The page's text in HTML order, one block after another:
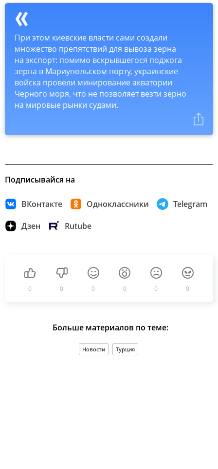
При этом киевские власти сами создали
множество препятствий для вывоза зерна
на экспорт: помимо вскрывшегося поджога
зерна в Мариупольском порту, украинские
войска провели минирование акватории
Черного моря, что не позволяет везти зерно
на мировые рынки судами.
Подписывайся на
ВКонтакте Одноклассники Telegram
Дзен Rutube
0 0 0 0 0 0
Больше материалов по теме:
Новости Турция